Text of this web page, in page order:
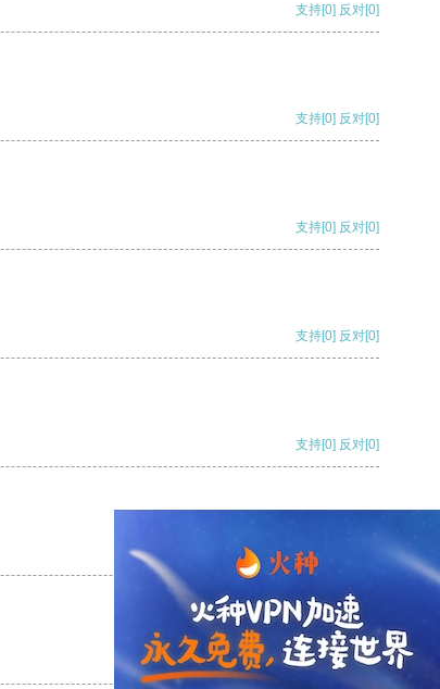
支持[0] 反对[0]
支持[0] 反对[0]
支持[0] 反对[0]
支持[0] 反对[0]
支持[0] 反对[0]
支持
支持[0] 反对[0]